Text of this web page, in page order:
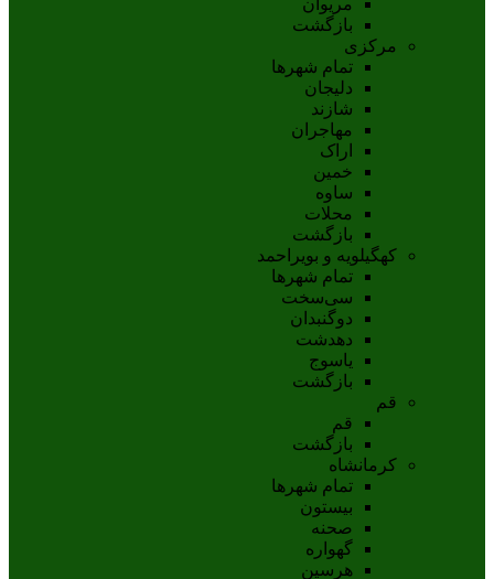
بازگشت
مرکزی
تمام شهر‌ها
دلیجان
شازند
مهاجران
اراک
خمين
ساوه
محلات
بازگشت
کهگیلویه و بویراحمد
تمام شهر‌ها
سی‌سخت
دوگنبدان
دهدشت
ياسوج
بازگشت
قم
قم
بازگشت
کرمانشاه
تمام شهر‌ها
بیستون
صحنه
گهواره
هرسین